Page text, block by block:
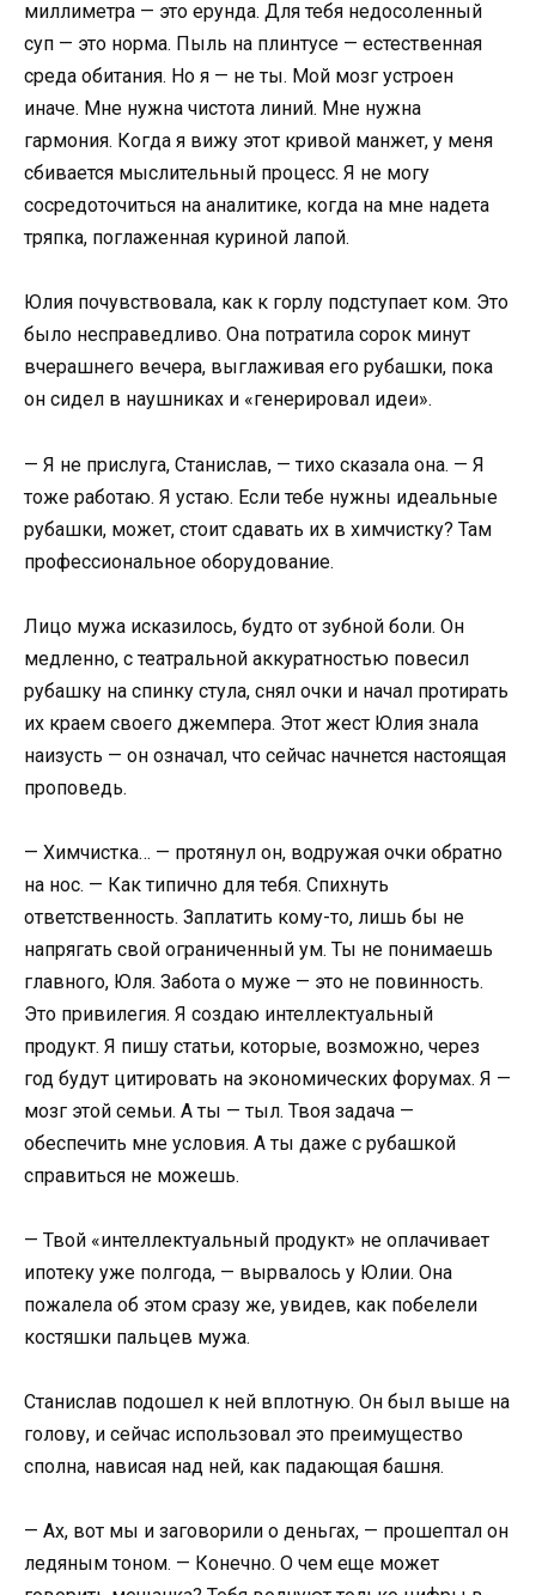
миллиметра — это ерунда. Для тебя недосоленный
суп — это норма. Пыль на плинтусе — естественная
среда обитания. Но я — не ты. Мой мозг устроен
иначе. Мне нужна чистота линий. Мне нужна
гармония. Когда я вижу этот кривой манжет, у меня
сбивается мыслительный процесс. Я не могу
сосредоточиться на аналитике, когда на мне надета
тряпка, поглаженная куриной лапой.
Юлия почувствовала, как к горлу подступает ком. Это
было несправедливо. Она потратила сорок минут
вчерашнего вечера, выглаживая его рубашки, пока
он сидел в наушниках и «генерировал идеи».
— Я не прислуга, Станислав, — тихо сказала она. — Я
тоже работаю. Я устаю. Если тебе нужны идеальные
рубашки, может, стоит сдавать их в химчистку? Там
профессиональное оборудование.
Лицо мужа исказилось, будто от зубной боли. Он
медленно, с театральной аккуратностью повесил
рубашку на спинку стула, снял очки и начал протирать
их краем своего джемпера. Этот жест Юлия знала
наизусть — он означал, что сейчас начнется настоящая
проповедь.
— Химчистка… — протянул он, водружая очки обратно
на нос. — Как типично для тебя. Спихнуть
ответственность. Заплатить кому-то, лишь бы не
напрягать свой ограниченный ум. Ты не понимаешь
главного, Юля. Забота о муже — это не повинность.
Это привилегия. Я создаю интеллектуальный
продукт. Я пишу статьи, которые, возможно, через
год будут цитировать на экономических форумах. Я —
мозг этой семьи. А ты — тыл. Твоя задача —
обеспечить мне условия. А ты даже с рубашкой
справиться не можешь.
— Твой «интеллектуальный продукт» не оплачивает
ипотеку уже полгода, — вырвалось у Юлии. Она
пожалела об этом сразу же, увидев, как побелели
костяшки пальцев мужа.
Станислав подошел к ней вплотную. Он был выше на
голову, и сейчас использовал это преимущество
сполна, нависая над ней, как падающая башня.
— Ах, вот мы и заговорили о деньгах, — прошептал он
ледяным тоном. — Конечно. О чем еще может